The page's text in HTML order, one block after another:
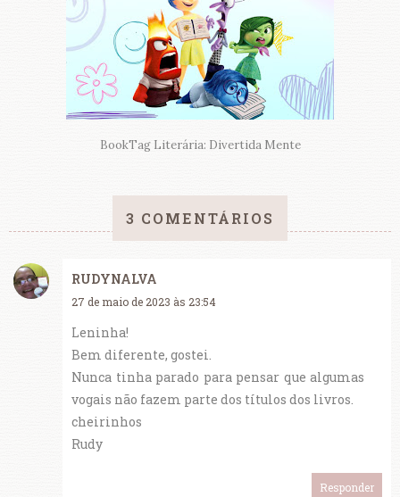
BookTag Literária: Divertida Mente
3 COMENTÁRIOS
RUDYNALVA
27 de maio de 2023 às 23:54
Leninha!
Bem diferente, gostei.
Nunca tinha parado para pensar que algumas
vogais não fazem parte dos títulos dos livros.
cheirinhos
Rudy
Responder